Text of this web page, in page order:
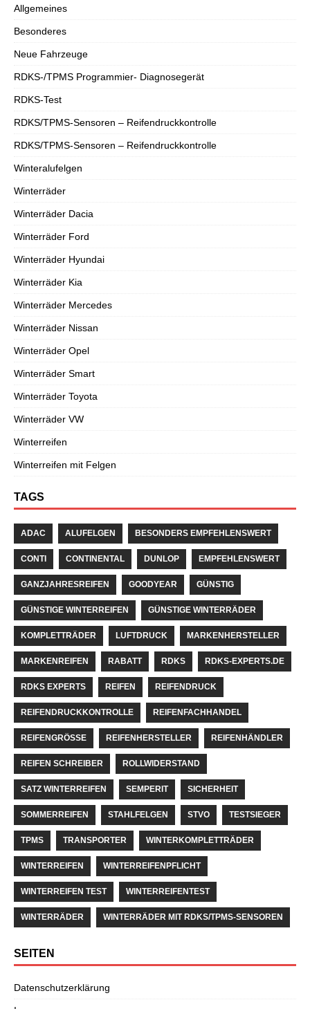
Allgemeines
Besonderes
Neue Fahrzeuge
RDKS-/TPMS Programmier- Diagnosegerät
RDKS-Test
RDKS/TPMS-Sensoren – Reifendruckkontrolle
RDKS/TPMS-Sensoren – Reifendruckkontrolle
Winteralufelgen
Winterräder
Winterräder Dacia
Winterräder Ford
Winterräder Hyundai
Winterräder Kia
Winterräder Mercedes
Winterräder Nissan
Winterräder Opel
Winterräder Smart
Winterräder Toyota
Winterräder VW
Winterreifen
Winterreifen mit Felgen
TAGS
ADAC ALUFELGEN BESONDERS EMPFEHLENSWERT
CONTI CONTINENTAL DUNLOP EMPFEHLENSWERT
GANZJAHRESREIFEN GOODYEAR GÜNSTIG
GÜNSTIGE WINTERREIFEN GÜNSTIGE WINTERRÄDER
KOMPLETTRÄDER LUFTDRUCK MARKENHERSTELLER
MARKENREIFEN RABATT RDKS RDKS-EXPERTS.DE
RDKS EXPERTS REIFEN REIFENDRUCK
REIFENDRUCKKONTROLLE REIFENFACHHANDEL
REIFENGRÖSSE REIFENHERSTELLER REIFENHÄNDLER
REIFEN SCHREIBER ROLLWIDERSTAND
SATZ WINTERREIFEN SEMPERIT SICHERHEIT
SOMMERREIFEN STAHLFELGEN STVO TESTSIEGER
TPMS TRANSPORTER WINTERKOMPLETTRÄDER
WINTERREIFEN WINTERREIFENPFLICHT
WINTERREIFEN TEST WINTERREIFENTEST
WINTERRÄDER WINTERRÄDER MIT RDKS/TPMS-SENSOREN
SEITEN
Datenschutzerklärung